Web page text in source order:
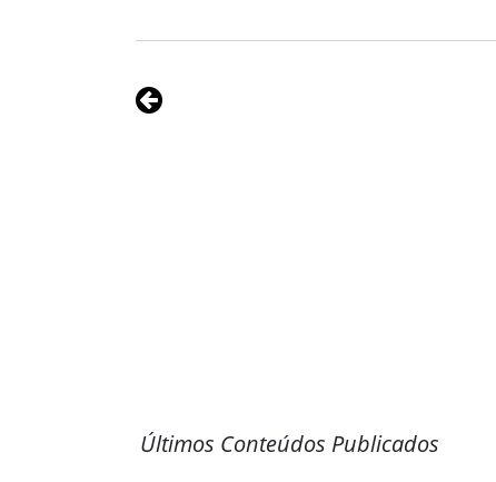
Últimos Conteúdos Publicados